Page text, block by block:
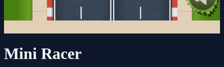
Mini Racer